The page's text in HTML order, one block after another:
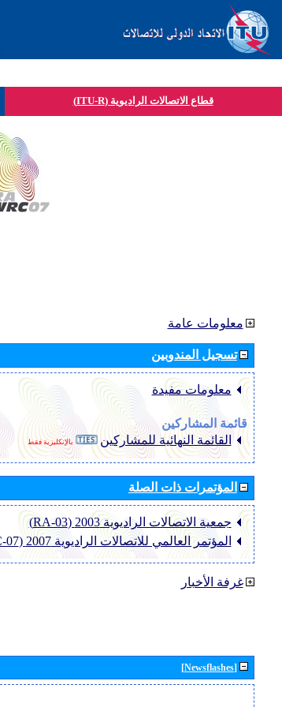
قطاع الاتصالات الراديوية (ITU-R)
معلومات عامة
تسجيل المندوبين
معلومات مفيدة
قائمة المشاركين
القائمة النهائية للمشاركين
بالإنكليزية فقط
المؤتمرات ذات الصلة
جمعية الاتصالات الراديوية 2003 (RA-03)
المؤتمر العالمي للاتصالات الراديوية 2007 (WRC-07)
غرفة الأخبار
[Newsflashes]